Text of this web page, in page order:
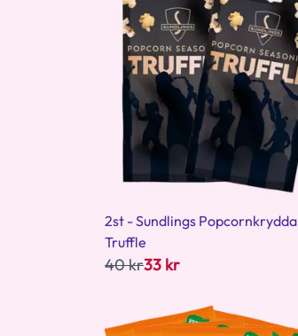
2st - Sundlings Popcornkrydda
Truffle
40 kr33 kr